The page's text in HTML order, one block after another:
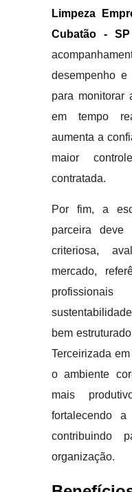
Limpeza
Cubatão - SP
desempenho
para monitorar
em tempo
aumenta a
maior
contratada.
Por fim, a
parceira deve
criteriosa,
mercado,
bem
Terceirizada
o ambiente
mais
fortalecendo
contribuindo
organização.